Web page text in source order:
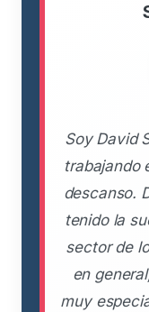
Soy David
trabajando
descanso.
tenido la
sector de
en
muy